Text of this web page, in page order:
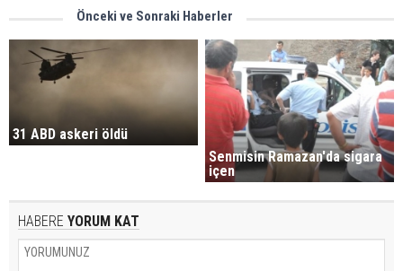
Önceki ve Sonraki Haberler
31 ABD askeri öldü
Senmisin Ramazan'da sigara
içen
HABERE YORUM KAT